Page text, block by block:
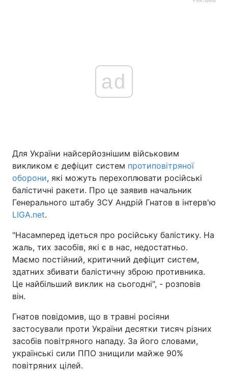
ad
Для України найсерйознішим військовим
викликом є дефіцит систем протиповітряної
оборони, які можуть перехоплювати російські
балістичні ракети. Про це заявив начальник
Генерального штабу ЗСУ Андрій Гнатов в інтерв'ю
LIGA.net.
"Насамперед ідеться про російську балістику. На
жаль, тих засобів, які є в нас, недостатньо.
Маємо постійний, критичний дефіцит систем,
здатних збивати балістичну зброю противника.
Це найбільший виклик на сьогодні", - розповів
він.
Гнатов повідомив, що в травні росіяни
застосували проти України десятки тисяч різних
засобів повітряного нападу. За його словами,
українські сили ППО знищили майже 90%
повітряних цілей.